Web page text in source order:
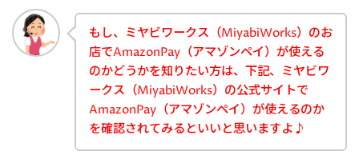
もし、ミヤビワークス（MiyabiWorks）のお
店でAmazonPay（アマゾンペイ）が使える
のかどうかを知りたい方は、下記、ミヤビワ
ークス（MiyabiWorks）の公式サイトで
AmazonPay（アマゾンペイ）が使えるのか
を確認されてみるといいと思いますよ♪